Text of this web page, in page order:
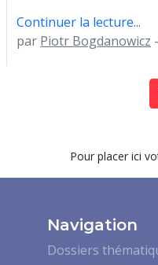
Continuer la lecture...
par Piotr Bogdanowicz
Pour placer ici
Navigation
Dossiers